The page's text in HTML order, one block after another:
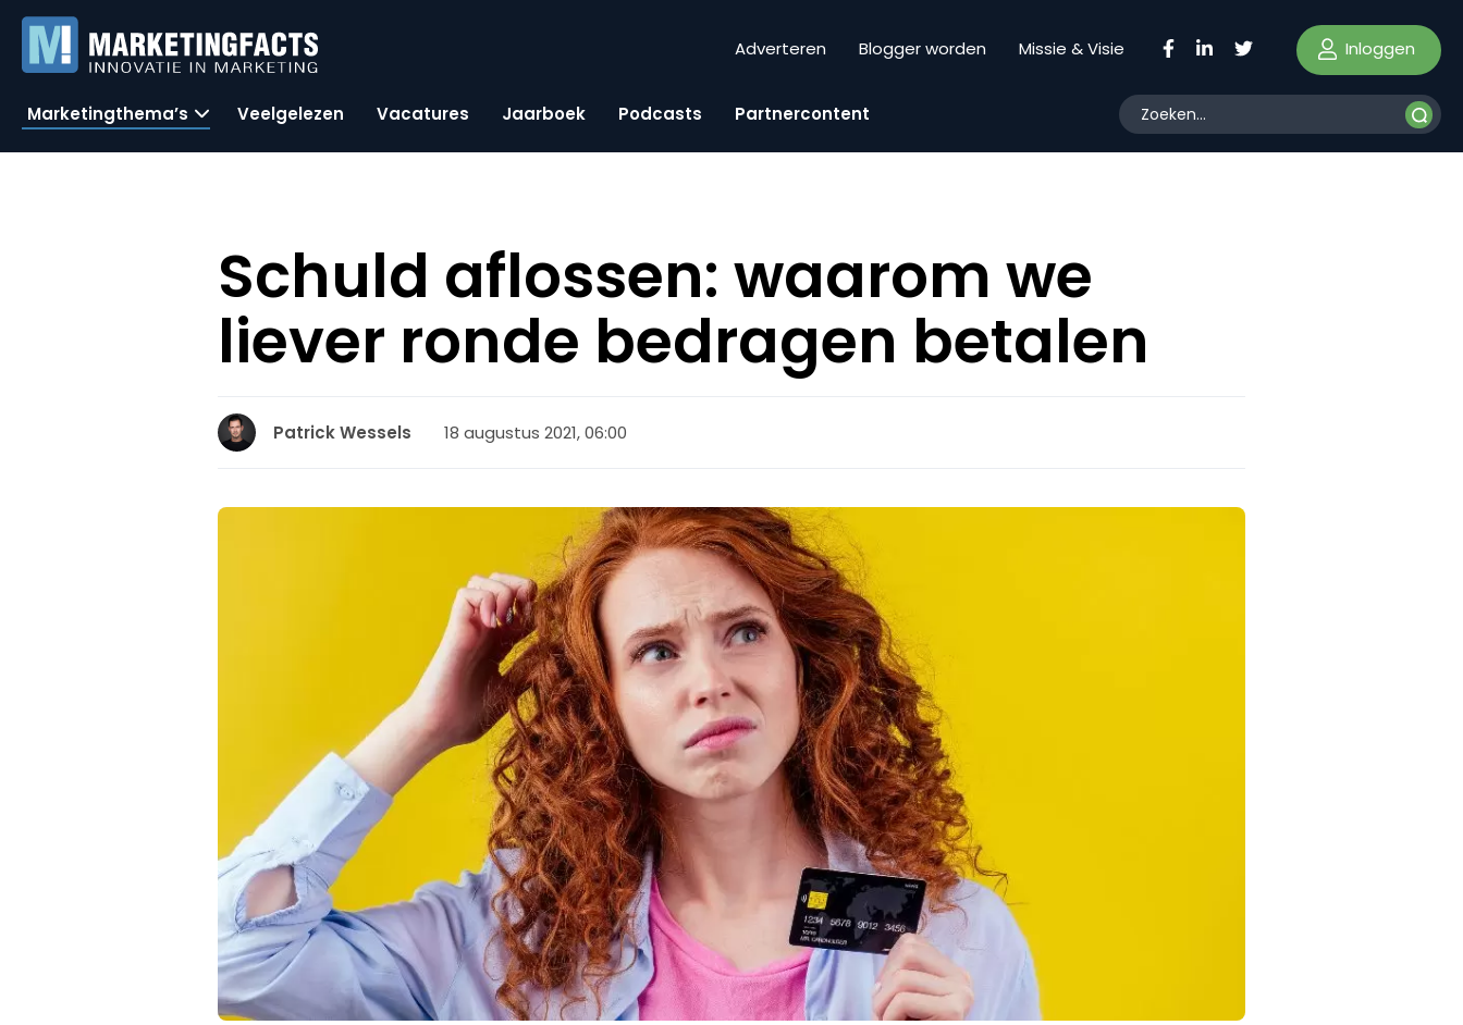
Adverteren Blogger worden Missie & Visie Inloggen
Marketingthema’s Veelgelezen Vacatures Jaarboek Podcasts Partnercontent
Schuld aflossen: waarom we
liever ronde bedragen betalen
Patrick Wessels 18 augustus 2021, 06:00